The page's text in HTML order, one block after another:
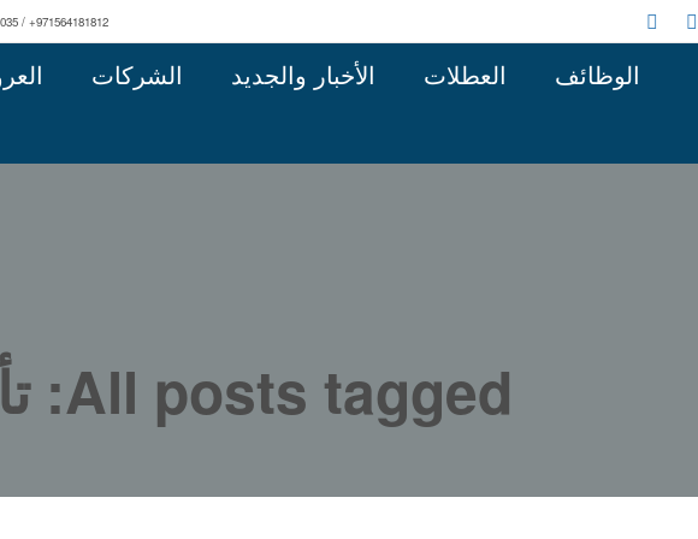
/ +971564181812
الشركات الأخبار والجديد العطلات
الوظائف
All posts tagged: تأشيرة دراسة الهند